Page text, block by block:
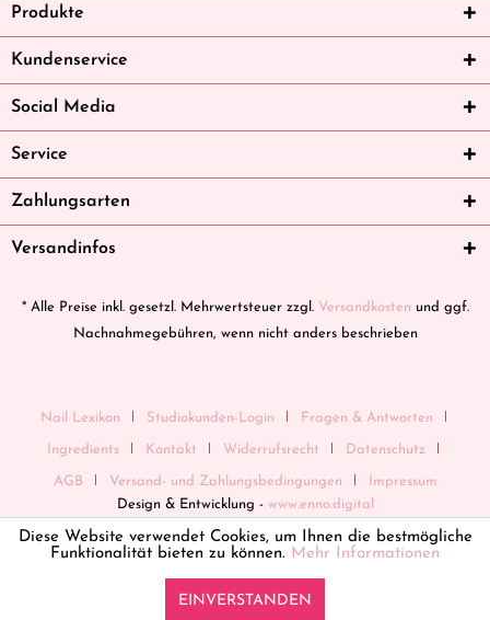
Produkte
Kundenservice
Social Media
Service
Zahlungsarten
Versandinfos
* Alle Preise inkl. gesetzl. Mehrwertsteuer zzgl. Versandkosten und ggf.
Nachnahmegebühren, wenn nicht anders beschrieben
Nail Lexikon Studiokunden-Login Fragen & Antworten
Ingredients Kontakt Widerrufsrecht Datenschutz
AGB Versand- und Zahlungsbedingungen
Impressum
Design & Entwicklung - www.enno.digital
Diese Website verwendet Cookies, um Ihnen die bestmögliche
Funktionalität bieten zu können. Mehr Informationen
EINVERSTANDEN